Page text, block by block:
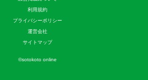
利用規約
プライバシーポリシー
運営会社
サイトマップ
©sotokoto online